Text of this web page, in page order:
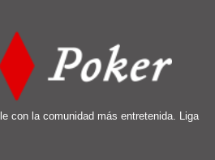
con la comunidad más entretenida. Liga